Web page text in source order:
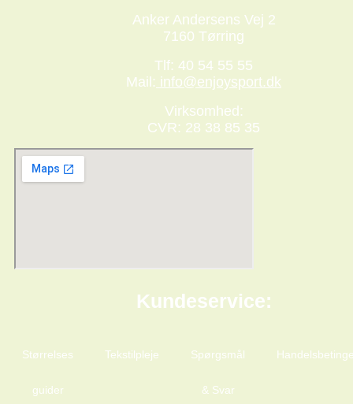
Anker Andersens Vej 2
7160 Tørring
Tlf: 40 54 55 55
Mail: info@enjoysport.dk
Virksomhed:
CVR: 28 38 85 35
Kundeservice:
Størrelses
guider
Tekstilpleje Spørgsmål
& Svar